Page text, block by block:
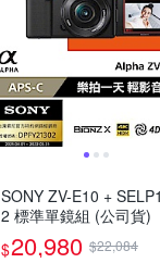
SONY ZV-E10 + SELP1650
2 標準單鏡組 (公司貨)
$20,980 $22,084